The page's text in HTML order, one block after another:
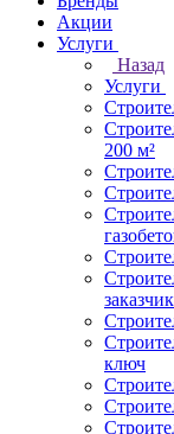
Акции
Услуги
Назад
Услуги
200 м²
ключ